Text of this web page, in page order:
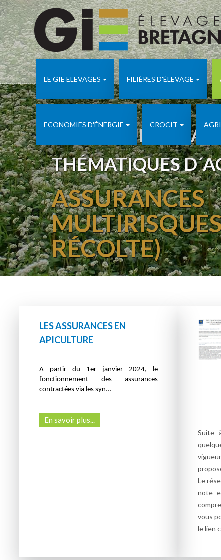
LE GIE ELEVAGES FILIÈRES D'ÉLEVAGE
ECONOMIES D'ÉNERGIE CROCIT
APICULTURE ADA
THÉMATIQUES
ASSURANCES
RÉCOLTE)
LES ASSURANCES EN
APICULTURE
A partir du 1er janvier 2024, le
fonctionnement des assurances
contractées via les syn...
En savoir plus...
Suite
Le
note
vous
le lien